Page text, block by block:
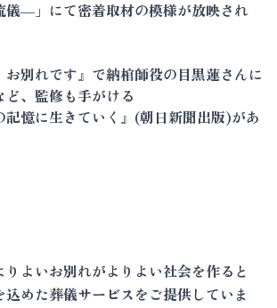
儀―」にて密着取材の模様が放映され
お別れです』で納棺師役の目黒蓮さんに
、監修も手がける
記憶に生きていく』(朝日新聞出版)があ
りよいお別れがよりよい社会を作ると
めた葬儀サービスをご提供していま